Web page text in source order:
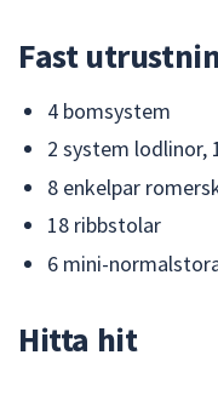
Fast
4 bomsystem
2 system lodlinor,
8 enkelpar
18 ribbstolar
6 mini-
Hitta hit